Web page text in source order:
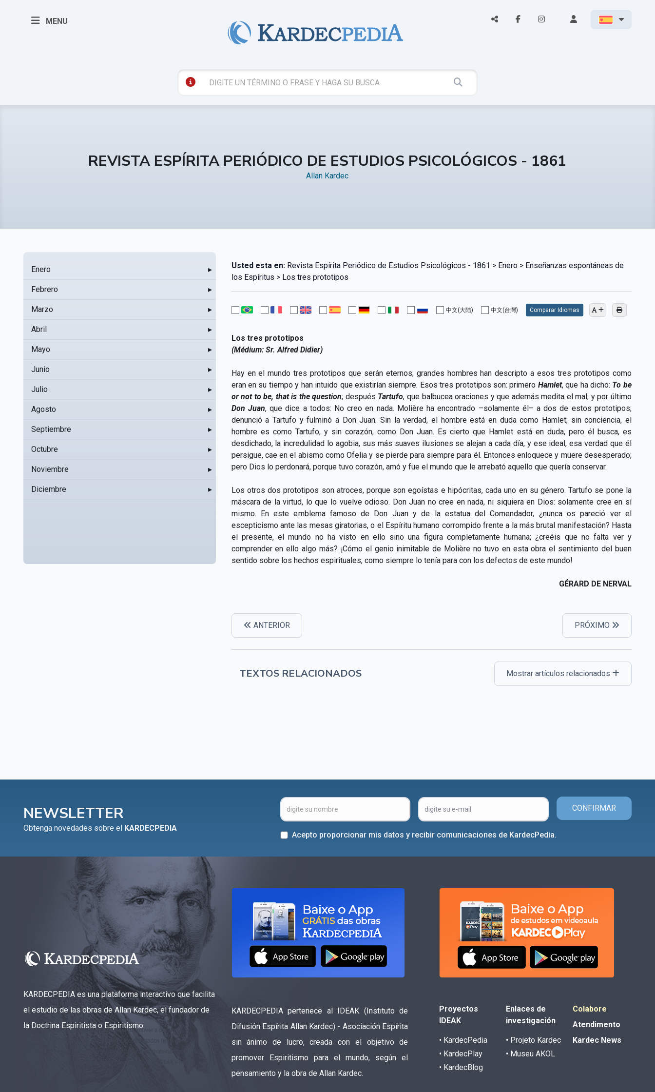
MENU
REVISTA ESPÍRITA PERIÓDICO DE ESTUDIOS PSICOLÓGICOS - 1861
Allan Kardec
Enero ▸
Febrero ▸
Marzo ▸
Abril ▸
Mayo ▸
Junio ▸
Julio ▸
Agosto ▸
Septiembre ▸
Octubre ▸
Noviembre ▸
Diciembre ▸
Usted esta en:Revista Espírita Periódico de Estudios Psicológicos - 1861 > Enero > Enseñanzas espontáneas de
los Espíritus > Los tres prototipos
中文(大陆) 中文(台灣) Comparar Idiomas
Los tres prototipos
(Médium: Sr. Alfred Didier)
Hay en el mundo tres prototipos que serán eternos; grandes hombres han descripto a esos tres prototipos como
eran en su tiempo y han intuido que existirían siempre. Esos tres prototipos son: primero Hamlet, que ha dicho: To be
or not to be, that is the question; después Tartufo, que balbucea oraciones y que además medita el mal; y por último
Don Juan, que dice a todos: No creo en nada. Molière ha encontrado –solamente él– a dos de estos prototipos;
denunció a Tartufo y fulminó a Don Juan. Sin la verdad, el hombre está en duda como Hamlet; sin conciencia, el
hombre es como Tartufo, y sin corazón, como Don Juan. Es cierto que Hamlet está en duda, pero él busca, es
desdichado, la incredulidad lo agobia, sus más suaves ilusiones se alejan a cada día, y ese ideal, esa verdad que él
persigue, cae en el abismo como Ofelia y se pierde para siempre para él. Entonces enloquece y muere desesperado;
pero Dios lo perdonará, porque tuvo corazón, amó y fue el mundo que le arrebató aquello que quería conservar.
Los otros dos prototipos son atroces, porque son egoístas e hipócritas, cada uno en su género. Tartufo se pone la
máscara de la virtud, lo que lo vuelve odioso. Don Juan no cree en nada, ni siquiera en Dios: solamente cree en sí
mismo. En este emblema famoso de Don Juan y de la estatua del Comendador, ¿nunca os pareció ver el
escepticismo ante las mesas giratorias, o el Espíritu humano corrompido frente a la más brutal manifestación? Hasta
el presente, el mundo no ha visto en ello sino una figura completamente humana; ¿creéis que no falta ver y
comprender en ello algo más? ¡Cómo el genio inimitable de Molière no tuvo en esta obra el sentimiento del buen
sentido sobre los hechos espirituales, como siempre lo tenía para con los defectos de este mundo!
GÉRARD DE NERVAL
ANTERIOR PRÓXIMO
TEXTOS RELACIONADOS Mostrar artículos relacionados
NEWSLETTER
Obtenga novedades sobre el KARDECPEDIA
CONFIRMAR
Acepto proporcionar mis datos y recibir comunicaciones de KardecPedia.
KARDECPEDIA es una plataforma interactivo que facilita
el estudio de las obras de Allan Kardec, el fundador de
la Doctrina Espiritista o Espiritismo.
KARDECPEDIA pertenece al IDEAK (Instituto de
Difusión Espírita Allan Kardec) - Asociación Espírita
sin ánimo de lucro, creada con el objetivo de
promover Espiritismo para el mundo, según el
pensamiento y la obra de Allan Kardec.
Proyectos
IDEAK
• KardecPedia
• KardecPlay
• KardecBlog
Enlaces de
investigación
• Projeto Kardec
• Museu AKOL
Colabore
Atendimento
Kardec News